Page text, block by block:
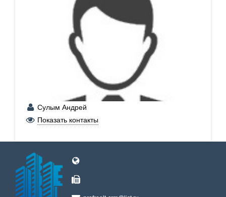
Сулым Андрей
+7 (902) 792-07-04
Показать контакты